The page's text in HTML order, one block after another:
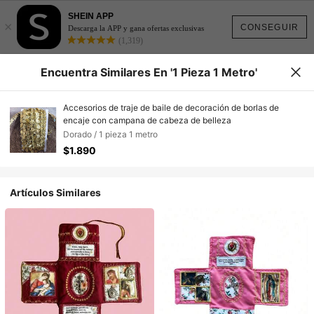
CONSEGUIR
×
SHEIN APP
Descarga la APP y gana ofertas exclusivas
(1,319)
Encuentra Similares En '1 Pieza 1 Metro'
Accesorios de traje de baile de decoración de borlas de
encaje con campana de cabeza de belleza
Dorado / 1 pieza 1 metro
$1.890
Artículos Similares